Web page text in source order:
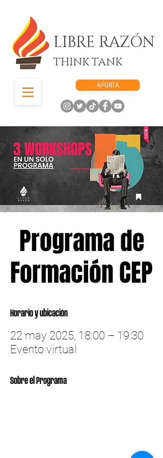
LIBRE RAZÓN
THINK TANK
APORTA
Programa de
Formación CEP
Horario y ubicación
22 may 2025, 18:00 – 19:30
Evento virtual
Sobre el Programa